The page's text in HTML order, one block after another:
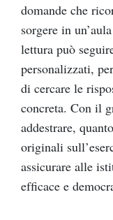
domande che
sorgere in
lettura può
personalizzati,
di cercare le
concreta. Con il
addestrare,
originali
assicurare alle
efﬁcace e